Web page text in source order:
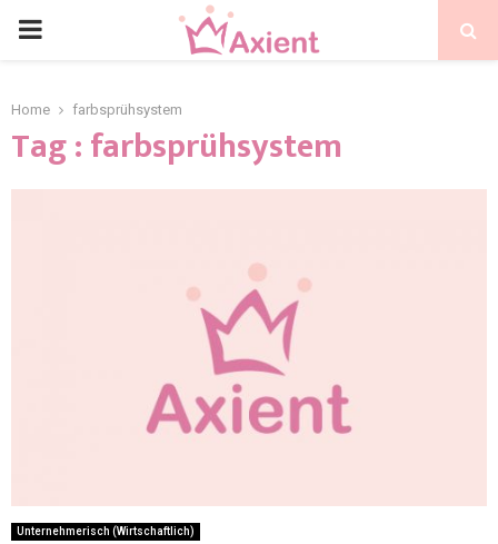
Home farbsprühsystem
Tag : farbsprühsystem
Unternehmerisch (Wirtschaftlich)